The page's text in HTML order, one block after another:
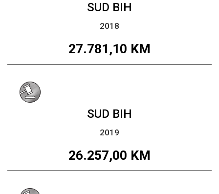
SUD BIH
2018
27.781,10 KM
SUD BIH
2019
26.257,00 KM